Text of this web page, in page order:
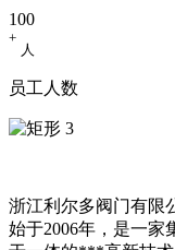
100
+
人
员工人数​
浙江利尔多阀门有限
始于2006年，是一家